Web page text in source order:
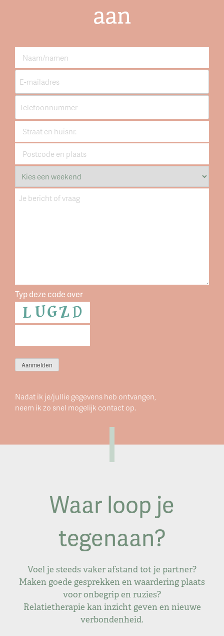
aan
E-
mailadressen
Telefoonnummers
en
Kies
een
datum
Bericht
Typ deze code over
Aanmelden
Nadat ik je/jullie gegevens heb ontvangen,
neem ik zo snel mogelijk contact op.
Waar loop je
tegenaan?
Voel je steeds vaker afstand tot je partner?
Maken goede gesprekken en waardering plaats
voor onbegrip en ruzies?
Relatietherapie kan inzicht geven en nieuwe
verbondenheid.